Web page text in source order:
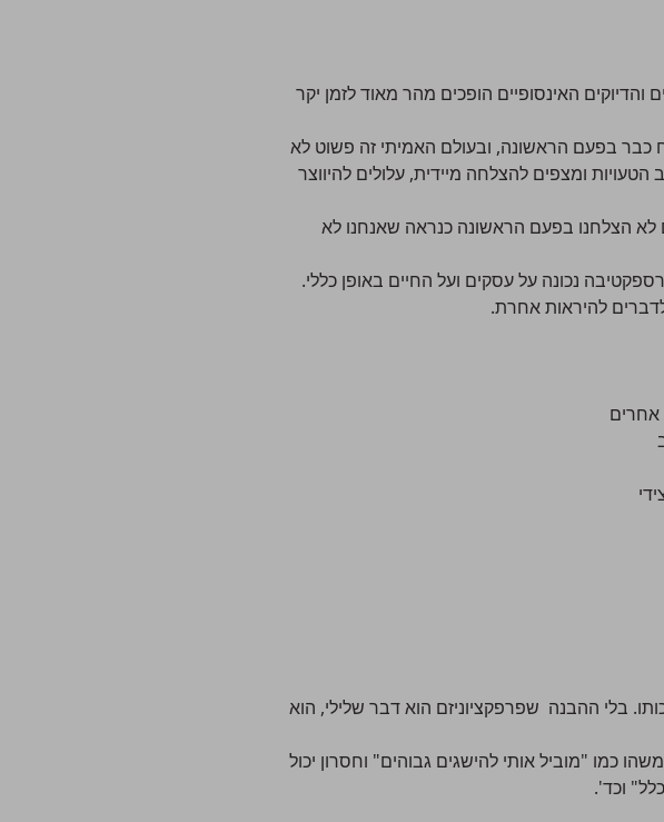
האינסופיים הופכים מהר מאוד לזמן יקר
כבר בפעם הראשונה, ובעולם האמיתי זה פשוט לא
ומצפים להצלחה מיידית, עלולים להיווצר
לא הצלחנו בפעם הראשונה כנראה שאנחנו לא
נכונה על עסקים ועל החיים באופן כללי.
להיראות אחרת.
בלי ההבנה שפרפקציוניזם הוא דבר שלילי, הוא
כמו "מוביל אותי להישגים גבוהים" וחסרון יכול
וכד'.